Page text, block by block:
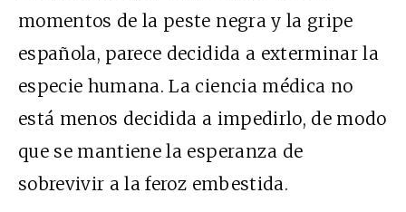
momentos de la peste negra y la gripe
española, parece decidida a exterminar la
especie humana. La ciencia médica no
está menos decidida a impedirlo, de modo
que se mantiene la esperanza de
sobrevivir a la feroz embestida.